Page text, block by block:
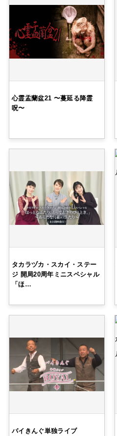
心霊盂蘭盆21 〜蔓延る降霊
呪〜
タカラヅカ・スカイ・ステー
ジ 開局20周年ミニスペシャル
「ほ…
バイきんぐ単独ライブ